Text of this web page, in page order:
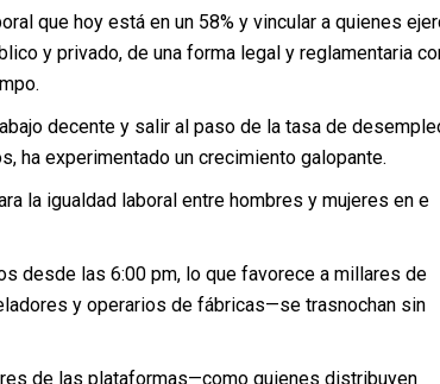
que hoy está en un 58% y vincular a quienes
y privado, de una forma legal y reglamentaria
decente y salir al paso de la tasa de
ha experimentado un crecimiento galopante.
la igualdad laboral entre hombres y mujeres en e
desde las 6:00 pm, lo que favorece a millares de
y operarios de fábricas—se trasnochan sin
de las plataformas—como quienes distribuyen